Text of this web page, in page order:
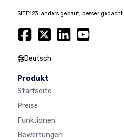
SITE123: anders gebaut, besser gedacht.
Deutsch
Produkt
Startseite
Preise
Funktionen
Bewertungen